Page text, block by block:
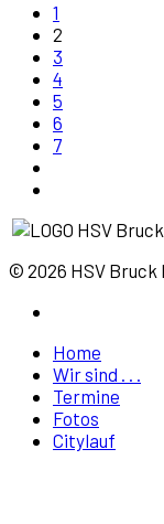
1
2
3
4
5
6
7
© 2026 HSV
Home
Wir sind . . .
Termine
Fotos
Citylauf